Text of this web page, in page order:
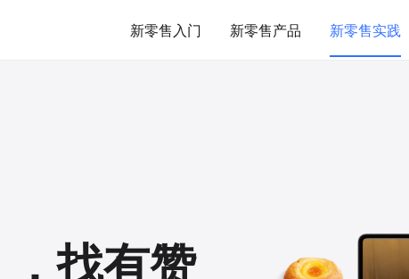
新零售入门 新零售产品 新零售实践
，找有赞